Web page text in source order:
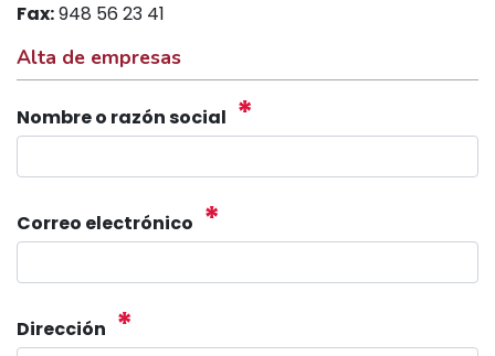
Fax:948 56 23 41
Alta de empresas
Nombre o razón social *
Correo electrónico *
Dirección *